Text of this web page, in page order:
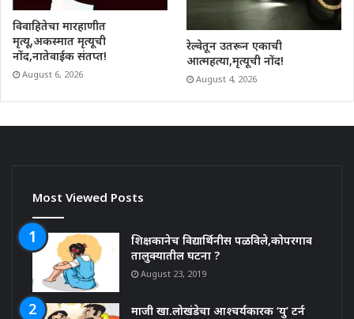
विवाहितेचा मारहाणीत
मृत्यू,अकस्मात मृत्यूची
नोंद,नातेवाईक संतप्त!
August 6, 2026
रेल्वेतून उतरून एकाची
आत्महत्या,मृत्यूची नोंद!
August 4, 2026
Most Viewed Posts
शिक्षकानेच विद्यार्थिनीस पळविले,कोपरगाव
तालुक्यातील घटना ?
August 23, 2019
माजी खा.लोखंडेचा आश्चर्यकारक ‘यु’ टर्न